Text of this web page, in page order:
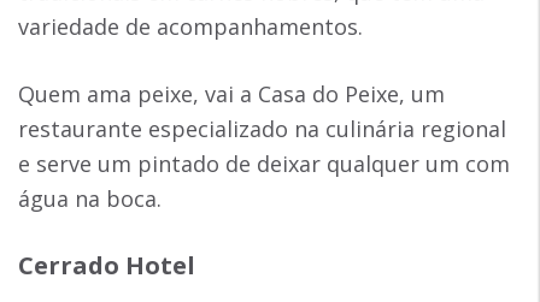
variedade de acompanhamentos.
Quem ama peixe, vai a Casa do Peixe, um
restaurante especializado na culinária regional
e serve um pintado de deixar qualquer um com
água na boca.
Cerrado Hotel